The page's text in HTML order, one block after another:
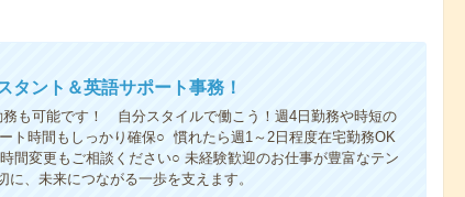
タント＆英語サポート事務！
務も可能です！ 自分スタイルで働こう！週4日勤務や時短の
ト時間もしっかり確保○ 慣れたら週1～2日程度在宅勤務OK
間変更もご相談ください○ 未経験歓迎のお仕事が豊富なテン
、未来につながる一歩を支えます。